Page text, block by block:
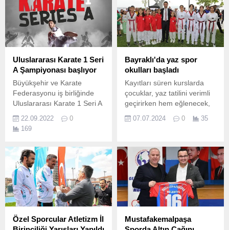
heyecan dolu 84 saatlik
mücadelesini anlatan
belgesel, yakında sadece
GAİN’de! Türkiye Açıkdeniz
Yarış Spor Kulübü’nün
düzenlediği 53.
Uluslararası Karate 1 Seri
A Şampiyonası başlıyor
Büyükşehir ve Karate
Federasyonu iş birliğinde
Uluslararası Karate 1 Seri A
tarihlerinde Kocaeli’de
gerçekleştirilecek Spor
spor dalında ulusal ve
uluslararası düzeyde
organizasyona ev sahipliği
yapan Kocaeli Büyükşehir
Belediyesi, bu kez Karate 1
Seri A Şampiyonası...
22.09.2022
0
169
Bayraklı'da yaz spor
okulları başladı
Kayıtları süren kurslarda
çocuklar, yaz tatilini verimli
geçirirken hem eğlenecek,
07.07.2024 0 35
Özel Sporcular Atletizm İl
Mustafakemalpaşa